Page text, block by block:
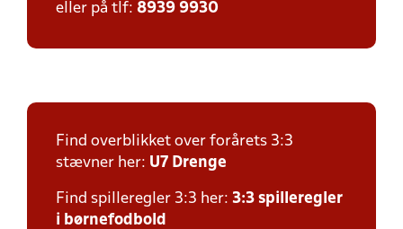
eller på tlf: 8939 9930
Find overblikket over forårets 3:3
stævner her: U7 Drenge
Find spilleregler 3:3 her: 3:3 spilleregler
i børnefodbold